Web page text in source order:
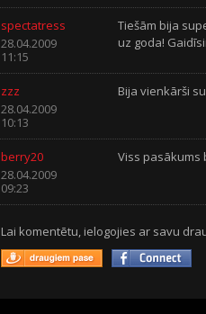
spectatress
28.04.2009
11:15
Tiešām bija
uz goda!
zzz
28.04.2009
10:13
Bija vienkārši
berry20
28.04.2009
09:23
Viss pasākums
Lai komentētu, ielogojies ar savu